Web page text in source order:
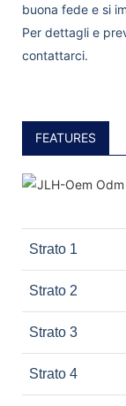
buona fede e si
Per dettagli e
contattarci.
FEATURES
Strato 1
Strato 2
Strato 3
Strato 4